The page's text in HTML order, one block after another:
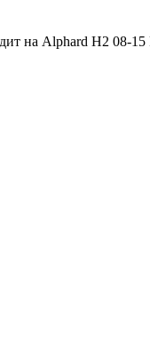
на Alphard H2 08-15